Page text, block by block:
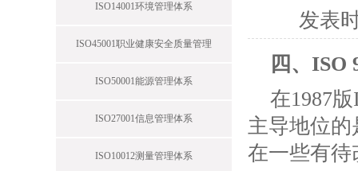
ISO14001环境管理体系
ISO45001职业健康安全质量管理
ISO50001能源管理体系
ISO27001信息管理体系
ISO10012测量管理体系
发表
四、ISO
在1987
主导地位
在一些有